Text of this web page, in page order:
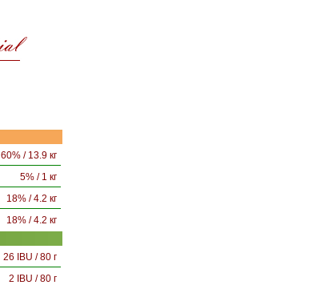
60% / 13.9 кг
5% / 1 кг
18% / 4.2 кг
18% / 4.2 кг
26 IBU / 80 г
2 IBU / 80 г